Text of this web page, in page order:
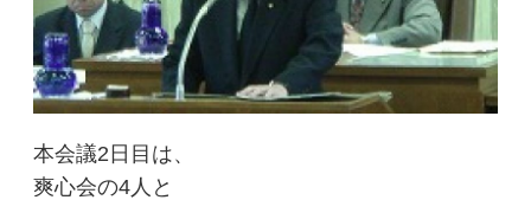
本会議2日目は、
爽心会の4人と